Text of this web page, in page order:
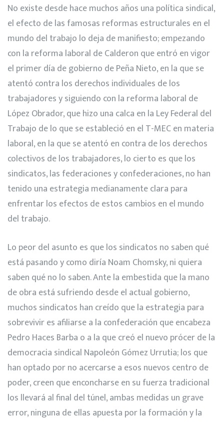
No existe desde hace muchos años una política sindical,
el efecto de las famosas reformas estructurales en el
mundo del trabajo lo deja de manifiesto; empezando
con la reforma laboral de Calderon que entró en vigor
el primer día de gobierno de Peña Nieto, en la que se
atentó contra los derechos individuales de los
trabajadores y siguiendo con la reforma laboral de
López Obrador, que hizo una calca en la Ley Federal del
Trabajo de lo que se estableció en el T-MEC en materia
laboral, en la que se atentó en contra de los derechos
colectivos de los trabajadores, lo cierto es que los
sindicatos, las federaciones y confederaciones, no han
tenido una estrategia medianamente clara para
enfrentar los efectos de estos cambios en el mundo
del trabajo.
Lo peor del asunto es que los sindicatos no saben qué
está pasando y como diría Noam Chomsky, ni quiera
saben qué no lo saben. Ante la embestida que la mano
de obra está sufriendo desde el actual gobierno,
muchos sindicatos han creído que la estrategia para
sobrevivir es afiliarse a la confederación que encabeza
Pedro Haces Barba o a la que creó el nuevo prócer de la
democracia sindical Napoleón Gómez Urrutia; los que
han optado por no acercarse a esos nuevos centro de
poder, creen que enconcharse en su fuerza tradicional
los llevará al final del túnel, ambas medidas un grave
error, ninguna de ellas apuesta por la formación y la